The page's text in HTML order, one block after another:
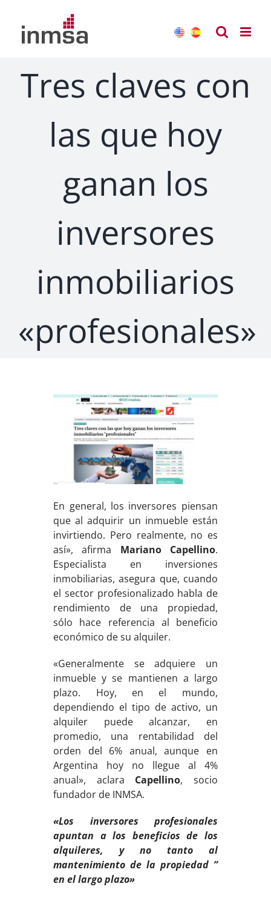
contenido
Tres claves con
las que hoy
ganan los
inversores
inmobiliarios
«profesionales»
En general, los inversores piensan
que al adquirir un inmueble están
invirtiendo. Pero realmente, no es
así», afirma Mariano Capellino.
Especialista en inversiones
inmobiliarias, asegura que, cuando
el sector profesionalizado habla de
rendimiento de una propiedad,
sólo hace referencia al beneficio
económico de su alquiler.
«Generalmente se adquiere un
inmueble y se mantienen a largo
plazo. Hoy, en el mundo,
dependiendo el tipo de activo, un
alquiler puede alcanzar, en
promedio, una rentabilidad del
orden del 6% anual, aunque en
Argentina hoy no llegue al 4%
anual», aclara Capellino, socio
fundador de INMSA.
«Los inversores profesionales
apuntan a los beneficios de los
alquileres, y no tanto al
mantenimiento de la propiedad ”
en el largo plazo»